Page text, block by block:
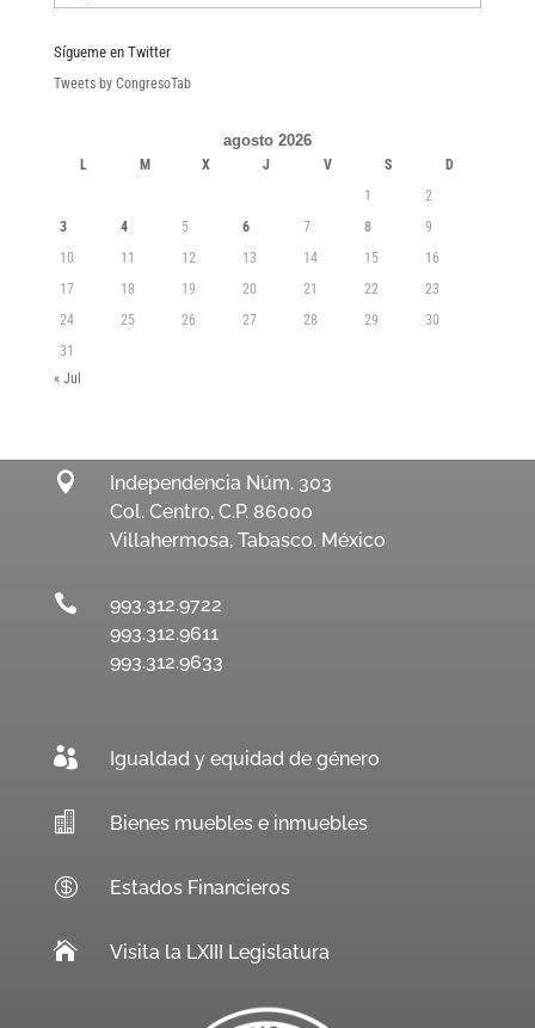
Sígueme en Twitter
Tweets by CongresoTab
agosto 2026
L M X J V S
D
1
2
3
4 5 6 7 8
9
10
11 12 13 14 15
16
17
18 19 20 21 22
23
24
25 26 27 28 29
30
31
« Jul

Independencia Núm. 303
Col. Centro, C.P. 86000
Villahermosa, Tabasco. México

993.312.9722
993.312.9611
993.312.9633
 Igualdad y equidad de género
 Bienes muebles e inmuebles
 Estados Financieros
 Visita la LXIII Legislatura